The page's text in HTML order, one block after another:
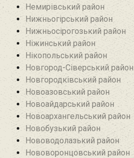
Немирівський район
Нижньогірський район
Нижньосірогозький район
Ніжинський район
Нікопольський район
Новгород-Сіверський район
Новгородківський район
Новоазовський район
Новоайдарський район‎
Новоархангельський район
Новобузький район‎
Нововодолазький район
Нововоронцовський район‎